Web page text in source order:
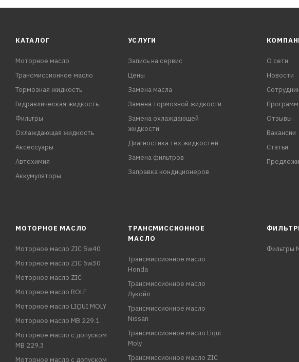
КАТАЛОГ
Моторное масло
Трансмиссионное масло
Тормозная жидкость
Гидравлическая жидкость
Фильтры
Охлаждающая жидкость
Аксессуары
Автохимия
Аккумуляторы
УСЛУГИ
Запись на сервис
Цены
Замена масла
Замена тормозной жидкости
Замена охлаждающей
жидкости
Диагностика тех.жидкостей
Замена фильтров
Заправка кондиционеров
О сети
Новости
Отзывы
Вакансии
Статьи
МОТОРНОЕ МАСЛО
Моторное масло ZIC 5w40
Моторное масло ZIC 5w30
Моторное масло ZIC
Моторное масло ROLF
Моторное масло LIQUI MOLY
Моторное масло MB 229.1
Моторное масло с допуском
MB 229.3
Моторное масло с допуском
ТРАНСМИССИОННОЕ
МАСЛО
Трансмиссионное масло
Honda
Трансмиссионное масло
Лукойл
Трансмиссионное масло
Nissan
Трансмиссионное масло Liqui
Moly
Трансмиссионное масло ZIC
Фильтры